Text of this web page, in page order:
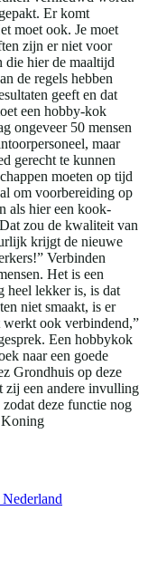
Er komt
moet ook. Je moet
zijn er niet voor
die hier de maaltijd
de regels hebben
geeft en dat
een hobby-kok
ongeveer 50 mensen
maar
gerecht te kunnen
moeten op tijd
om voorbereiding op
als hier een kook-
zou de kwaliteit van
krijgt de nieuwe
Verbinden
Het is een
heel lekker is, is dat
niet smaakt, is er
werkt ook verbindend,”
Een hobbykok
naar een goede
Grondhuis op deze
zij een andere invulling
deze functie nog
Koning